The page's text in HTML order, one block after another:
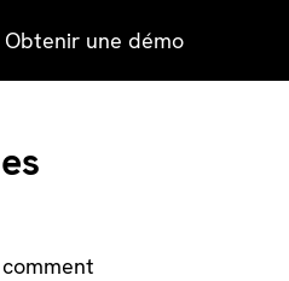
Obtenir une démo